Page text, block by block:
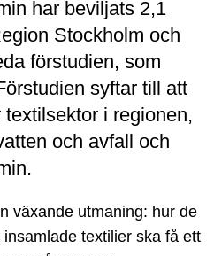
har beviljats 2,1
Stockholm och
förstudien, som
syftar till att
i regionen,
och avfall och
växande utmaning: hur de
textilier ska få ett